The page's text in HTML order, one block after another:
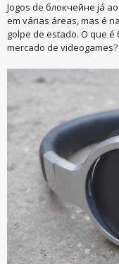
Jogos de блокчейне já
em várias áreas, mas é
golpe de estado. O que
mercado de videogames?